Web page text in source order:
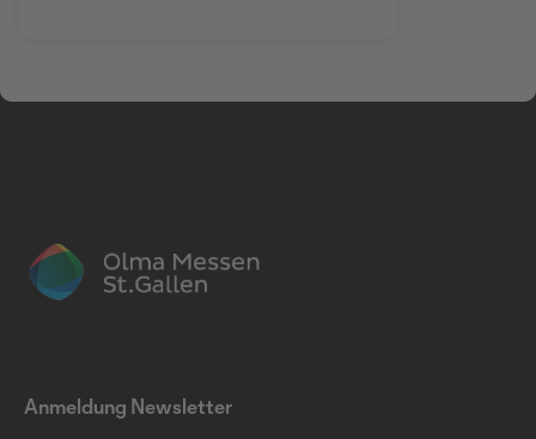
Anmeldung Newsletter